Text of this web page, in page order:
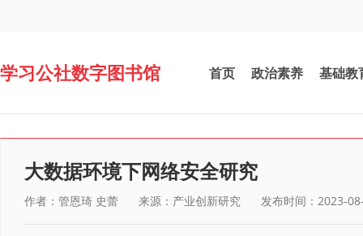
学习公社数字图书馆 首页 政治素养 基础教
大数据环境下网络安全研究
作者：管恩琦 史蕾 来源：产业创新研究 发布时间：2023-